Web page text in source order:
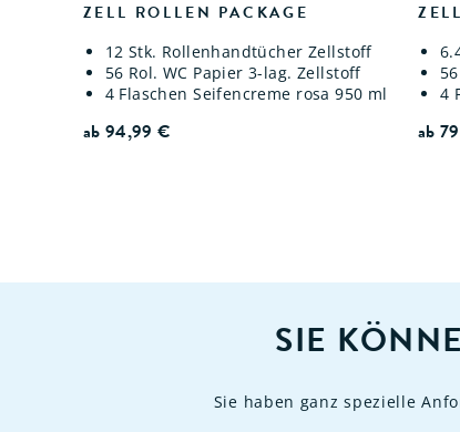
ZELL ROLLEN PACKAGE
12 Stk. Rollenhandtücher Zellstoff
56 Rol. WC Papier 3-lag. Zellstoff
4 Flaschen Seifencreme rosa 950 ml
ab 94,99€
4
ab
SIE
Sie haben ganz spezielle